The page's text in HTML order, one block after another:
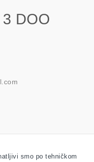
DOO
smo po tehničkom